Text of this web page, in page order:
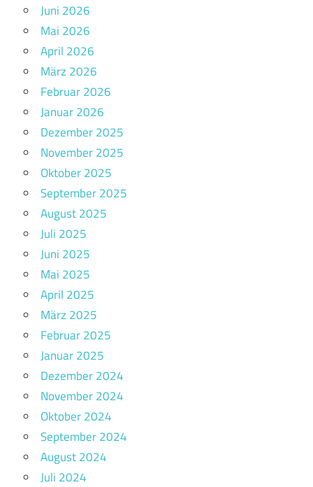
Juni 2026
Mai 2026
April 2026
März 2026
Februar 2026
Januar 2026
Dezember 2025
November 2025
Oktober 2025
September 2025
August 2025
Juli 2025
Juni 2025
Mai 2025
April 2025
März 2025
Februar 2025
Januar 2025
Dezember 2024
November 2024
Oktober 2024
September 2024
August 2024
Juli 2024